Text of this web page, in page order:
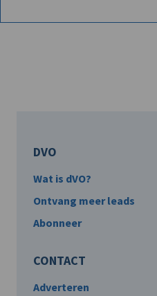
DVO
Wat is dVO?
Ontvang meer leads
Abonneer
CONTACT
Adverteren